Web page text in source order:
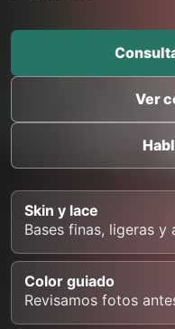
Ver
Skin y lace
Bases finas, ligeras y
Color guiado
Revisamos fotos